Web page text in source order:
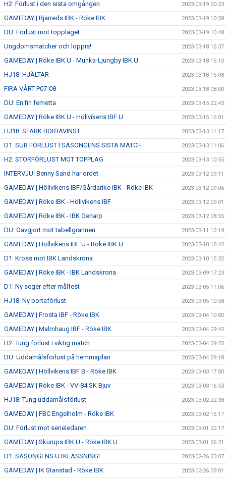
H2: Förlust i den sista omgången 2023-03-19 20:23
GAMEDAY | Bjärreds IBK - Röke IBK 2023-03-19 10:58
DU: Förlust mot topplaget 2023-03-19 10:48
Ungdomsmatcher och loppis! 2023-03-18 15:37
GAMEDAY | Röke IBK U - Munka-Ljungby IBK U 2023-03-18 15:10
HJ18: HJÄLTAR 2023-03-18 15:08
FIRA VÅRT P07-08 2023-03-18 08:00
DU: En fin femetta 2023-03-15 22:43
GAMEDAY | Röke IBK U - Höllvikens IBF U 2023-03-15 16:01
HJ18: STARK BORTAVINST 2023-03-13 11:17
D1: SUR FÖRLUST I SÄSONGENS SISTA MATCH 2023-03-13 11:06
H2: STORFÖRLUST MOT TOPPLAG 2023-03-13 10:55
INTERVJU: Benny Sand har ordet 2023-03-12 09:11
GAMEDAY | Höllvikens IBF/Gårdarike IBK - Röke IBK 2023-03-12 09:06
GAMEDAY | Röke IBK - Höllvikens IBF 2023-03-12 09:01
GAMEDAY | Röke IBK - IBK Genarp 2023-03-12 08:55
DU: Oavgjort mot tabellgrannen 2023-03-11 12:19
GAMEDAY | Höllvikens IBF U - Röke IBK U 2023-03-10 15:42
D1: Kross mot IBK Landskrona 2023-03-10 15:32
GAMEDAY | Röke IBK - IBK Landskrona 2023-03-09 17:23
D1: Ny seger efter målfest 2023-03-05 11:06
HJ18: Ny bortaförlust 2023-03-05 10:58
GAMEDAY | Frosta IBF - Röke IBK 2023-03-04 10:00
GAMEDAY | Malmhaug IBF - Röke IBK 2023-03-04 09:42
H2: Tung förlust i viktig match 2023-03-04 09:25
DU: Uddamålsförlust på hemmaplan 2023-03-04 09:18
GAMEDAY | Höllvikens IBF B - Röke IBK 2023-03-03 17:00
GAMEDAY | Röke IBK - VV-84 SK Bjuv 2023-03-03 16:53
HJ18: Tung uddamålsförlust 2023-03-02 22:38
GAMEDAY | FBC Engelholm - Röke IBK 2023-03-02 15:17
DU: Förlust mot serieledaren 2023-03-01 22:17
GAMEDAY | Skurups IBK U - Röke IBK U 2023-03-01 06:21
D1: SÄSONGENS UTKLASSNING! 2023-02-26 23:07
GAMEDAY | IK Stanstad - Röke IBK 2023-02-26 09:01